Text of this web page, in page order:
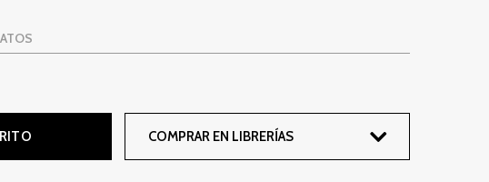
COMPRAR EN LIBRERÍAS